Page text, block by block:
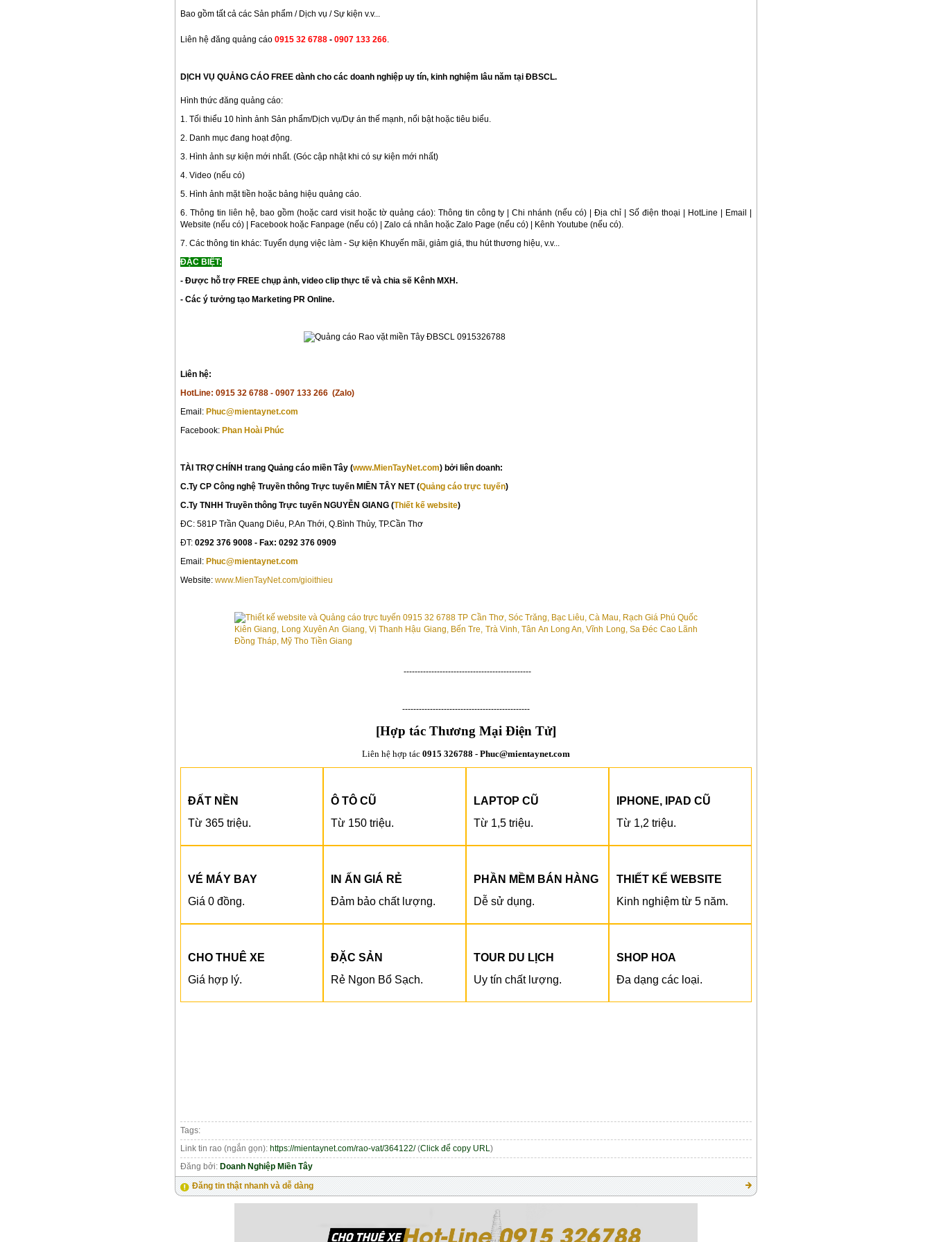
Bao gồm tất cả các Sản phẩm / Dịch vụ / Sự kiện v.v...
Liên hệ đăng quảng cáo 0915 32 6788 - 0907 133 266
DỊCH VỤ QUẢNG CÁO FREE dành cho các doanh nghiệp uy tín, kinh nghiệm lâu năm tại ĐBSCL.
Hình thức đăng quảng cáo:
1. Tối thiểu 10 hình ảnh Sản phẩm/Dịch vụ/Dự án thế mạnh, nổi bật hoặc tiêu biểu.
2. Danh mục đang hoạt động.
3. Hình ảnh sự kiện mới nhất. (Góc cập nhật khi có sự kiện mới nhất)
4. Video (nếu có)
5. Hình ảnh mặt tiền hoặc bảng hiệu quảng cáo.
6. Thông tin liên hệ, bao gồm (hoặc card visit hoặc tờ quảng cáo): Thông tin công ty | Chi nhánh (nếu có) | Địa chỉ | Số điện thoại | HotLine | Email |
Website (nếu có) | Facebook hoặc Fanpage (nếu có) | Zalo cá nhân hoặc Zalo Page (nếu có) | Kênh Youtube (nếu có).
7. Các thông tin khác: Tuyển dụng việc làm - Sự kiện Khuyến mãi, giảm giá, thu hút thương hiệu, v.v...
ĐẶC BIỆT:
- Được hỗ trợ FREE chụp ảnh, video clip thực tế và chia sẽ Kênh MXH.
- Các ý tưởng tạo Marketing PR Online.
Liên hệ:
HotLine: 0915 32 6788 - 0907 133 266 (Zalo)
Email: Phuc@mientaynet.com
Facebook: Phan Hoài Phúc
TÀI TRỢ CHÍNH trang Quảng cáo miền Tây (www.MienTayNet.com) bởi liên doanh:
C.Ty CP Công nghệ Truyền thông Trực tuyến MIỀN TÂY NET (Quảng cáo trực tuyến)
C.Ty TNHH Truyền thông Trực tuyến NGUYỄN GIANG (Thiết kế website)
ĐC: 581P Trần Quang Diêu, P.An Thới, Q.Bình Thủy, TP.Cần Thơ
ĐT: 0292 376 9008 - Fax: 0292 376 0909
Email: Phuc@mientaynet.com
Website: www.MienTayNet.com/gioithieu
----------------------------------------------
----------------------------------------------
[Hợp tác Thương Mại Điện Tử]
Liên hệ hợp tác 0915 326788 - Phuc@mientaynet.com
ĐẤT NỀN
Từ 365 triệu.
Ô TÔ CŨ
Từ 150 triệu.
LAPTOP CŨ
Từ 1,5 triệu.
IPHONE, IPAD CŨ
Từ 1,2 triệu.
VÉ MÁY BAY
Giá 0 đồng.
IN ẤN GIÁ RẺ
Đảm bảo chất lượng.
PHẦN MỀM BÁN HÀNG
Dễ sử dụng.
THIẾT KẾ WEBSITE
Kinh nghiệm từ 5 năm.
CHO THUÊ XE
Giá hợp lý.
ĐẶC SẢN
Rẻ Ngon Bổ Sạch.
TOUR DU LỊCH
Uy tín chất lượng.
SHOP HOA
Đa dạng các loại.
Tags:
Link tin rao (ngắn gọn): https://mientaynet.com/rao-vat/364122/(Click để copy URL )
Đăng bởi: Doanh Nghiệp Miền Tây
Đăng tin thật nhanh và dễ dàng